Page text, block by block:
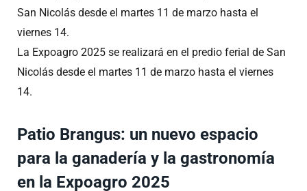
La Expoagro 2025 se realizará en el predio ferial de San
Nicolás desde el martes 11 de marzo hasta el viernes
14.
Patio Brangus: un nuevo espacio
para la ganadería y la gastronomía
en la Expoagro 2025